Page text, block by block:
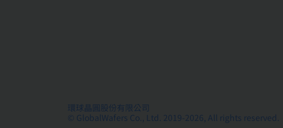
環球晶圓股份有限公司
© GlobalWafers Co., Ltd. 2019-2026, All rights reserved.